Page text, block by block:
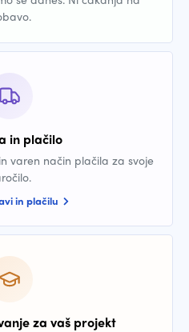
in plačilo
varen način plačila za svoje
in plačilu
za vaš projekt